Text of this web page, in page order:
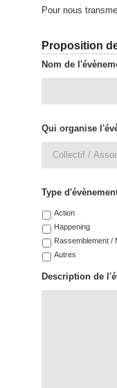
Pour nous
Proposition
Nom de
Qui organise
Type
Action
Happening
Rassemblement /
Autres
Description de